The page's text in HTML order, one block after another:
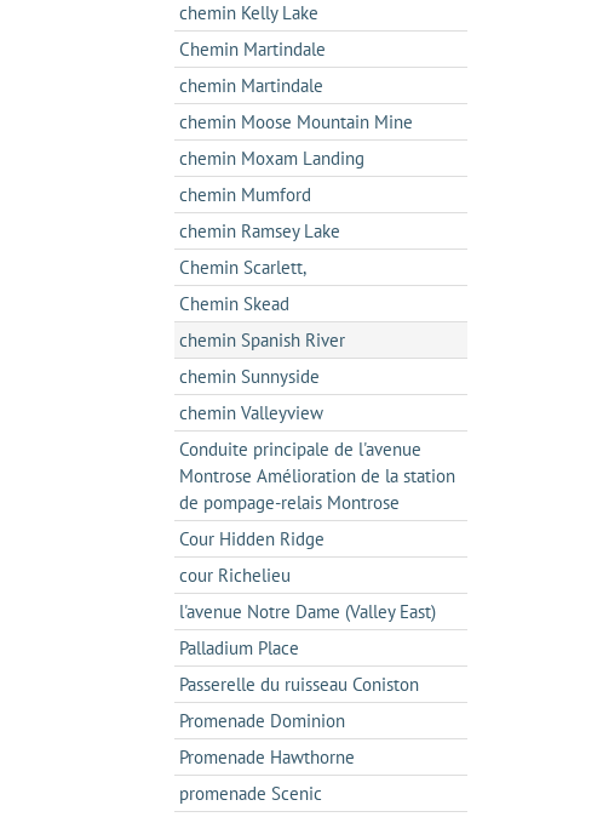
chemin Kelly Lake
Chemin Martindale
chemin Martindale
chemin Moose Mountain Mine
chemin Moxam Landing
chemin Mumford
chemin Ramsey Lake
Chemin Scarlett,
Chemin Skead
chemin Spanish River
chemin Sunnyside
chemin Valleyview
Conduite principale de l'avenue
Montrose Amélioration de la station
de pompage-relais Montrose
Cour Hidden Ridge
cour Richelieu
l'avenue Notre Dame (Valley East)
Palladium Place
Passerelle du ruisseau Coniston
Promenade Dominion
Promenade Hawthorne
promenade Scenic